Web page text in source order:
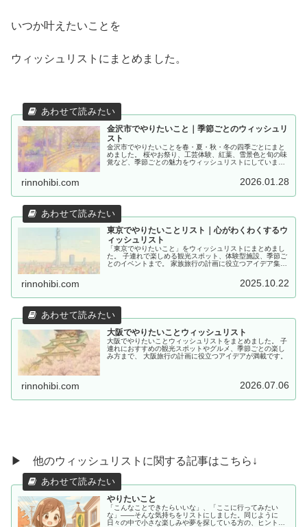
いつか叶えたいことを
ウィッシュリストにまとめました。
金沢市でやりたいこと｜季節ごとのウィッシュリ
スト
金沢市でやりたいことを春・夏・秋・冬の四季ごとにまと
めました。 桜やお祭り、工芸体験、紅葉、雪景色と旬の味
覚など、季節ごとの魅力をウィッシュリストにしていま
rinnohibi.com 2026.01.28
東京でやりたいことリスト｜心がわくわくするウ
ィッシュリスト
「東京でやりたいこと」をウィッシュリストにまとめまし
た。 子連れで楽しめる観光スポット、体験型施設、季節ご
とのイベントまで。 家族旅行の計画に役立つアイデア集で
rinnohibi.com 2025.10.22
大阪でやりたいことウィッシュリスト
大阪でやりたいことウィッシュリストをまとめました。 子
連れにおすすめの観光スポットやグルメ、季節ごとの楽し
み方まで、 大阪旅行の計画に役立つアイデアが満載です。
rinnohibi.com 2026.07.06
▶ 他のウィッシュリストに関する記事はこちら↓
やりたいこと
「こんなことできたらいいな」、「ここに行ってみたい
な」——そんな気持ちをリストにしました。同じように
日々の中で小さな楽しみや夢を探している方の、ヒントや